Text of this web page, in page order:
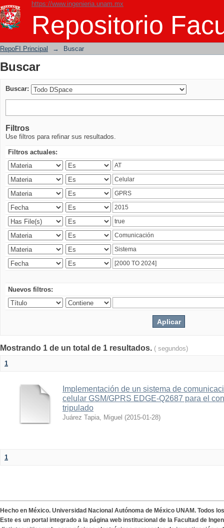
https://www.ingenieria.unam.mx
Repositorio
Buscar
RepoFI Principal → Buscar
Buscar
Buscar:
Filtros
Use filtros para refinar sus resultados.
Filtros actuales:
Nuevos filtros:
Mostrando 1 de un total de 1 resultados. ( segundos)
1
Implementación de un sistema de
celular GSM/GPRS EDGE-Q2687 para el
tripulado
Juárez Tapia, Miguel (2015-01-28)
1
Hecho en México. Universidad Nacional Autónoma de México UNAM. Todos
Este es un portal integrado a la página web institucional de la Facultad de